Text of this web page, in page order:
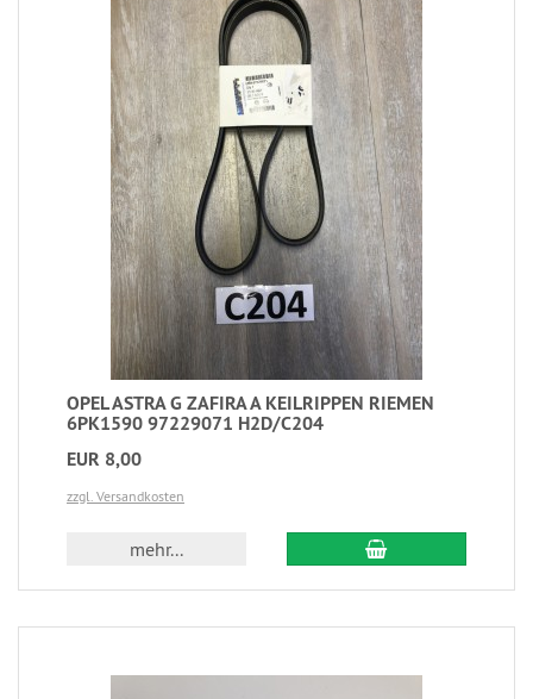
OPEL ASTRA G ZAFIRA A KEILRIPPEN RIEMEN
6PK1590 97229071 H2D/C204
EUR 8,00
zzgl. Versandkosten
mehr...